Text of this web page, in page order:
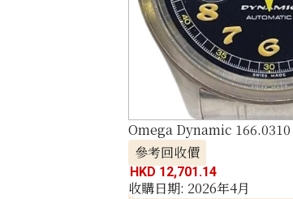
Omega Dynamic 166.0310
參考回收價
HKD 12,701.14
收購日期: 2026年4月